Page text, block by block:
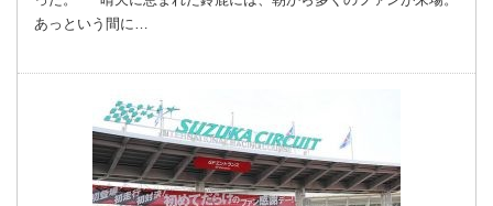
あっという間に…